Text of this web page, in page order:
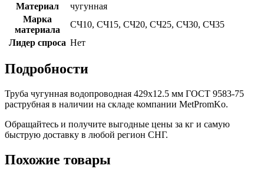
Материал
чугунная
Марка
материала
СЧ10, СЧ15, СЧ20, СЧ25, СЧ30, СЧ35
Лидер спроса Нет
Подробности
Труба чугунная водопроводная 429x12.5 мм ГОСТ 9583-75
раструбная в наличии на складе компании MetPromKo.
Обращайтесь и получите выгодные цены за кг и самую
быструю доставку в любой регион СНГ.
Похожие товары